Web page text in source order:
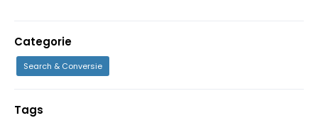
Categorie
Search & Conversie
Tags